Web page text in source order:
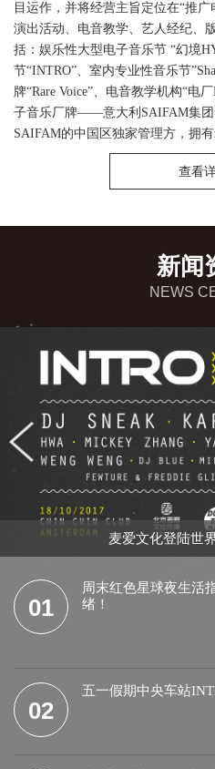
目运作，并将经营主旨定位在“推
演出活动、电音教学、艺人经纪、
括：娱乐性大型电子音乐节 “幻境
节“INTRO”、室内专业性音乐节
牌“Rare Voice”、电音教学机构“电
子音乐厂牌——意大利SAIFAM集团
SAIFAM的中国区独家管理方，拥
查看
新闻
NEWS
麦爱文化登陆世
01
周末红色星球夜生活
绪！
02
五一假期中央车站